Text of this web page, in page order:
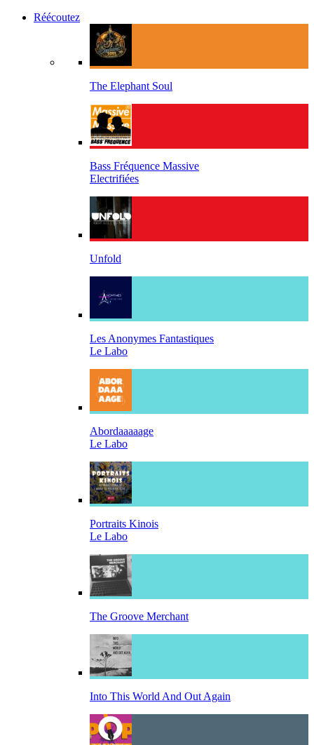
Réécoutez
The Elephant Soul
Bass Fréquence Massive
Electrifiées
Unfold
Les Anonymes Fantastiques
Le Labo
Abordaaaaage
Le Labo
Portraits Kinois
Le Labo
The Groove Merchant
Into This World And Out Again